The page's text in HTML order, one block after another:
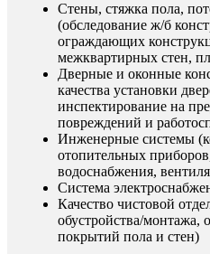
Стены, стяжка пола,
(обследование ж/б
ограждающих
межквартирных стен,
Дверные и оконные
качества установки
инспектирование на
повреждений и
Инженерные системы
отопительных
водоснабжения,
Система
Качество чистовой
обустройства/монтажа,
покрытий пола и стен)